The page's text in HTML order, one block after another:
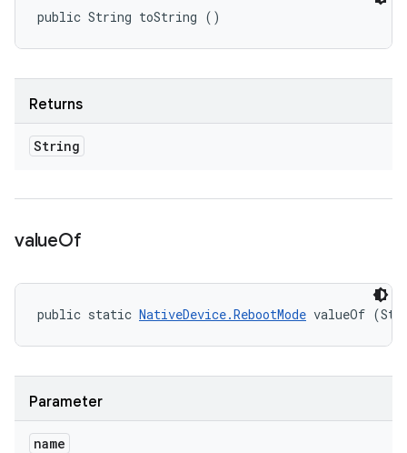
public String toString ()
Returns
String
valueOf
public static NativeDevice.RebootMode valueOf
Parameter
name